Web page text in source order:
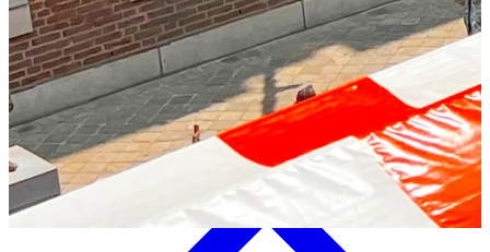
Aktivitäten & Kultur